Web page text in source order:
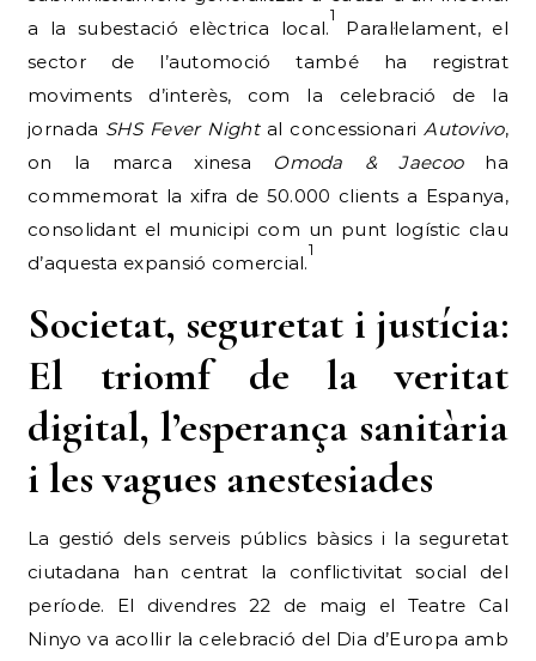
a la subestació elèctrica local.
1
Paral·lelament, el
sector de l’automoció també ha registrat
moviments d’interès, com la celebració de la
jornada SHS Fever Nightal concessionariAutovivo,
on la marca xinesa Omoda & Jaecooha
commemorat la xifra de 50.000 clients a Espanya,
consolidant el municipi com un punt logístic clau
d’aquesta expansió comercial.
1
Societat, seguretat i justícia:
El triomf de la veritat
digital, l’esperança sanitària
i les vagues anestesiades
La gestió dels serveis públics bàsics i la seguretat
ciutadana han centrat la conflictivitat social del
període. El divendres 22 de maig el Teatre Cal
Ninyo va acollir la celebració del Dia d’Europa amb